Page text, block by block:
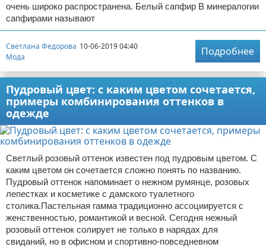
очень широко распространена. Белый сапфир В минералогии
сапфирами называют
Светлана Федорова 10-06-2019 04:40
Мода
Подробнее
Пудровый цвет: с каким цветом сочетается,
примеры комбинирования оттенков в
одежде
Светлый розовый оттенок известен под пудровым цветом. С
каким цветом он сочетается сложно понять по названию.
Пудровый оттенок напоминает о нежном румянце, розовых
лепестках и косметике с дамского туалетного
столика.Пастельная гамма традиционно ассоциируется с
женственностью, романтикой и весной. Сегодня нежный
розовый оттенок солирует не только в нарядах для
свиданий, но в офисном и спортивно-повседневном